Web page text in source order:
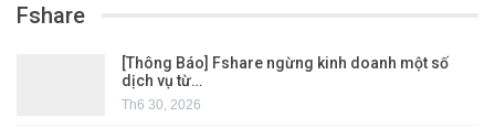
Fshare
[Thông Báo] Fshare ngừng kinh doanh một số
dịch vụ từ…
Th6 30, 2026